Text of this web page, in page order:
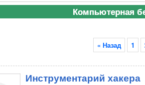
Компьютерная
« Назад 1
Инструментарий хакера